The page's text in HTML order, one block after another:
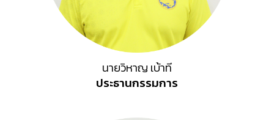
นายวิหาญ เบ้าที
ประธานกรรมการ